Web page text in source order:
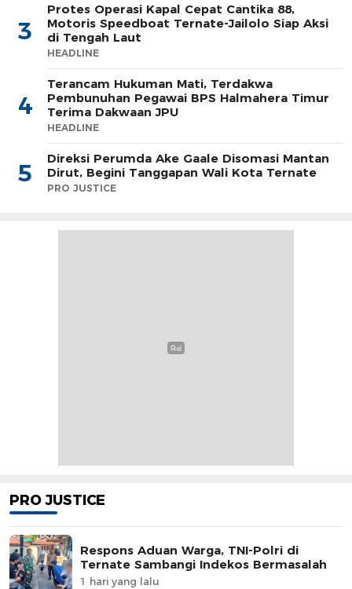
3
Protes Operasi Kapal Cepat Cantika 88,
Motoris Speedboat Ternate-Jailolo Siap Aksi
di Tengah Laut
HEADLINE
4
Terancam Hukuman Mati, Terdakwa
Pembunuhan Pegawai BPS Halmahera Timur
Terima Dakwaan JPU
HEADLINE
5
Direksi Perumda Ake Gaale Disomasi Mantan
Dirut, Begini Tanggapan Wali Kota Ternate
PRO JUSTICE
PRO JUSTICE
Respons Aduan Warga, TNI-Polri di
Ternate Sambangi Indekos Bermasalah
1 hari yang lalu